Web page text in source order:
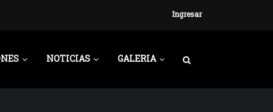
Ingresar
NOTICIAS GALERIA